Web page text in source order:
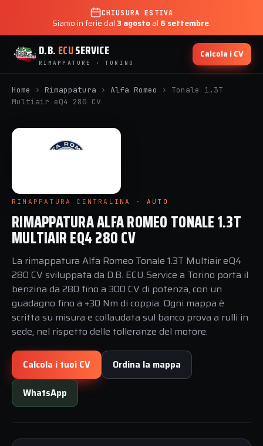
CHIUSURA ESTIVA
Siamo in ferie dal3 agostoal 6 settembre.
D.B. ECUSERVICE
RIMAPPATURE · TORINO
Calcola i CV
Home › Rimappatura › Alfa Romeo › Tonale 1.3T
Multiair eQ4 280 CV
RIMAPPATURA CENTRALINA · AUTO
RIMAPPATURA ALFA ROMEO TONALE 1.3T
MULTIAIR EQ4 280 CV
La rimappatura Alfa Romeo Tonale 1.3T Multiair eQ4
280 CV sviluppata da D.B. ECU Service a Torino porta il
benzina da 280 fino a 300 CV di potenza, con un
guadagno fino a +30 Nm di coppia. Ogni mappa è
scritta su misura e collaudata sul banco prova a rulli in
sede, nel rispetto delle tolleranze del motore.
Calcola i tuoi CV Ordina la mappa
WhatsApp